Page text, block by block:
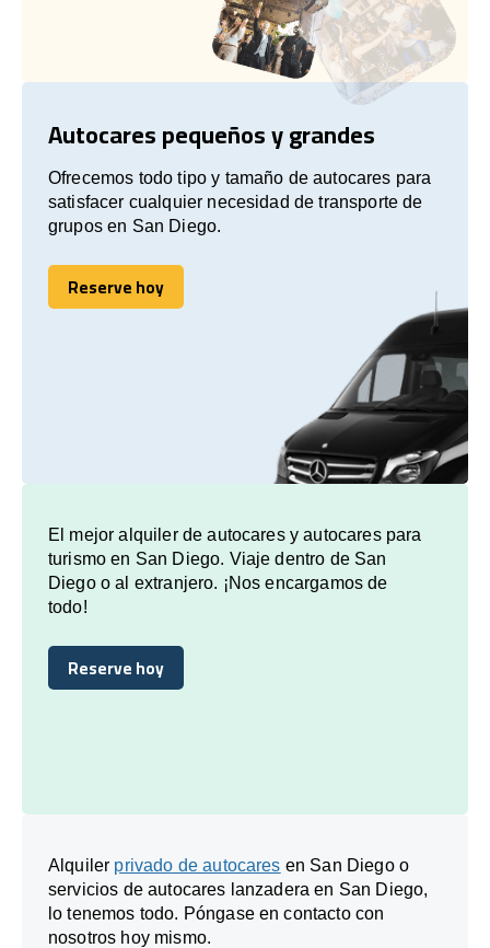
Autocares pequeños y grandes
Ofrecemos todo tipo y tamaño de autocares para
satisfacer cualquier necesidad de transporte de
grupos en San Diego.
Reserve hoy
Reserve hoy
El mejor alquiler de autocares y autocares para
turismo en San Diego. Viaje dentro de San
Diego o al extranjero. ¡Nos encargamos de
todo!
Reserve hoy
Reserve hoy
Alquiler privado de autocares en San Diego o
servicios de autocares lanzadera en San Diego,
lo tenemos todo. Póngase en contacto con
nosotros hoy mismo.